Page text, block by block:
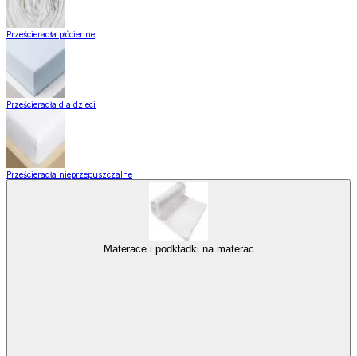
Prześcieradła płócienne
Prześcieradła dla dzieci
Prześcieradła nieprzepuszczalne
Materace i podkładki na materac